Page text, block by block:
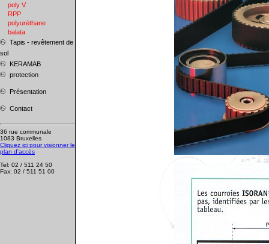
poly V
RPP
polyuréthane
balata
Tapis - revêtement de
sol
KERAMAB
protection
Présentation
Contact
36 rue communale
1083 Bruxelles
Cliquez ici pour visionner le
plan d'accès
Tel: 02 / 511 24 50
Fax: 02 / 511 51 00